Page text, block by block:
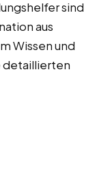
sind
aus
Wissen und
detaillierten